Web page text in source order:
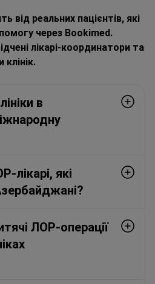
від реальних пацієнтів, які
через Bookimed.
лікарі-координатори та
клінік.
в
лікарі, які
ЛОР-операції